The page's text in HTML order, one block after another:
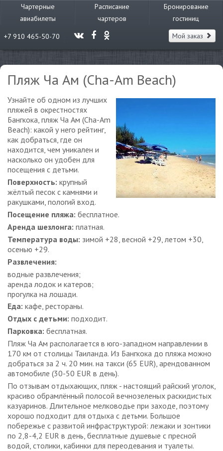
Чартерные
авиабилеты
Расписание
чартеров
Бронирование
гостиниц
+7 910 465-50-70
Мой заказ
Пляж Ча Ам (Cha-Am Beach)
Узнайте об одном из лучших
пляжей в окрестностях
Бангкока, пляж Ча Ам (Cha-Am
Beach): какой у него рейтинг,
как добраться, где он
находится, чем уникален и
насколько он удобен для
посещения с детьми.
Поверхность: крупный
жёлтый песок с камнями и
ракушками, пологий вход.
Посещение пляжа: бесплатное.
Аренда шезлонга: платная.
Температура воды: зимой +28, весной +29, летом +30,
осенью +29.
Развлечения:
водные развлечения;
аренда лодок и катеров;
прогулка на лошади.
Еда: кафе, рестораны.
Отдых с детьми: подходит.
Парковка: бесплатная.
Пляж Ча Ам располагается в юго-западном направлении в
170 км от столицы Таиланда. Из Бангкока до пляжа можно
добраться за 2 ч. 20 мин. на такси (65 EUR), арендованном
автомобиле (30-50 EUR в день).
По отзывам отдыхающих, пляж - настоящий райский уголок,
красиво обрамлённый полосой вечнозеленых раскидистых
казуаринов. Длительное мелководье при заходе, поэтому
хорошо подходит для отдыха с детьми. Большое
побережье с развитой инфраструктурой: лежаки и зонтики
по 2,8-4,2 EUR в день, бесплатные душевые с пресной
водой, столики, кабинки для переодевания и туалеты.